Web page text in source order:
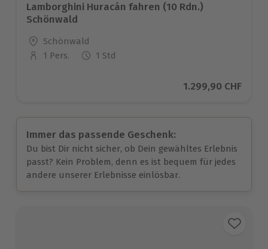
Lamborghini Huracán fahren (10 Rdn.)
Schönwald
Standort
Schönwald
Anzahl der Teilnehmer
1 Pers. 1 Std
Aktueller Preis
1.299,90 CHF
Immer das passende Geschenk:
Du bist Dir nicht sicher, ob Dein gewähltes Erlebnis
passt? Kein Problem, denn es ist bequem für jedes
andere unserer Erlebnisse einlösbar.